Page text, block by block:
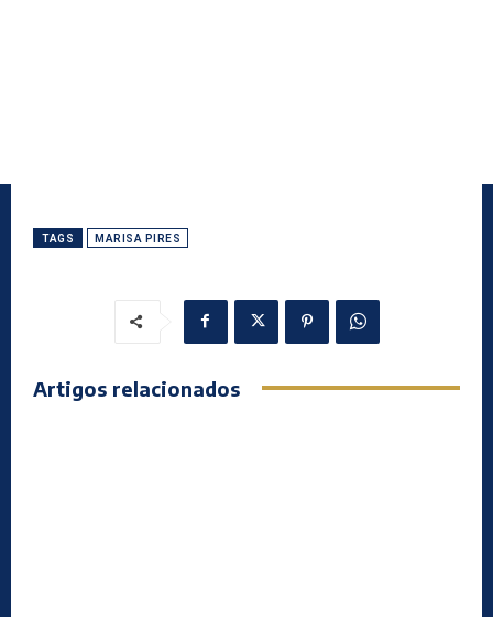
TAGS MARISA PIRES
Artigos relacionados